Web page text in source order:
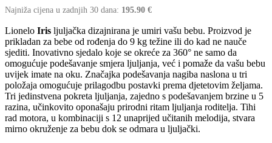
Najniža cijena u zadnjih 30 dana: 195.90 €
Lionelo Iris ljuljačka dizajnirana je umiri vašu bebu. Proizvod je
prikladan za bebe od rođenja do 9 kg težine ili do kad ne nauče
sjediti. Inovativno sjedalo koje se okreće za 360° ne samo da
omogućuje podešavanje smjera ljuljanja, već i pomaže da vašu bebu
uvijek imate na oku. Značajka podešavanja nagiba naslona u tri
položaja omogućuje prilagodbu postavki prema djetetovim željama.
Tri jedinstvena pokreta ljuljanja, zajedno s podešavanjem brzine u 5
razina, učinkovito oponašaju prirodni ritam ljuljanja roditelja. Tihi
rad motora, u kombinaciji s 12 unaprijed učitanih melodija, stvara
mirno okruženje za bebu dok se odmara u ljuljački.